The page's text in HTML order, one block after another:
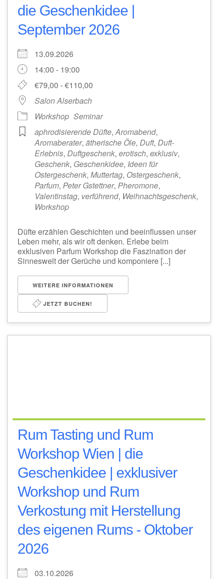
die Geschenkidee |
September 2026
13.09.2026
14:00 - 19:00
€79,00 - €110,00
Salon Alserbach
Workshop Seminar
aphrodisierende Düfte,Aromabend,
Aromaberater, ätherische Öle, Duft, Duft-
Erlebnis, Duftgeschenk, erotisch, exklusiv,
Geschenk, Geschenkidee, Ideen für
Ostergeschenk, Muttertag, Ostergeschenk,
Parfum, Peter Gstettner, Pheromone,
Valentinstag, verführend, Weihnachtsgeschenk,
Workshop
Düfte erzählen Geschichten und beeinflussen unser
Leben mehr, als wir oft denken. Erlebe beim
exklusiven Parfum Workshop die Faszination der
Sinneswelt der Gerüche und komponiere [...]
WEITERE INFORMATIONEN
JETZT BUCHEN!
Rum Tasting und Rum
Workshop Wien | die
Geschenkidee | exklusiver
Workshop und Rum
Verkostung mit Herstellung
des eigenen Rums - Oktober
2026
03.10.2026